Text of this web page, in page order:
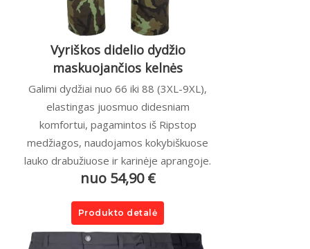
Vyriškos didelio dydžio
maskuojančios kelnės
Galimi dydžiai nuo 66 iki 88 (3XL-9XL),
elastingas juosmuo didesniam
komfortui, pagamintos iš Ripstop
medžiagos, naudojamos kokybiškuose
lauko drabužiuose ir karinėje aprangoje.
nuo 54,90 €
Produkto detalė